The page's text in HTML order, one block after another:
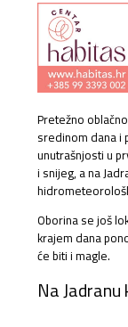
Pretežno
sredinom dana i
unutrašnjosti u
i snijeg, a na
Oborina se još
krajem dana
će biti i magle.
Na Jadranu